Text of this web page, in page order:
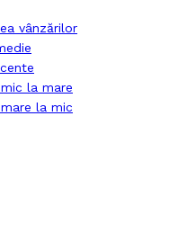
vânzărilor
la mare
la mic